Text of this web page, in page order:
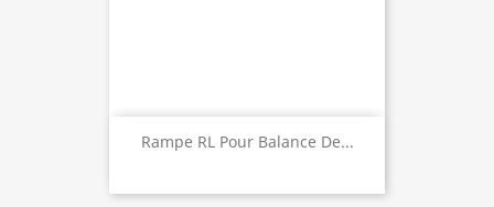
Rampe RL Pour Balance De...